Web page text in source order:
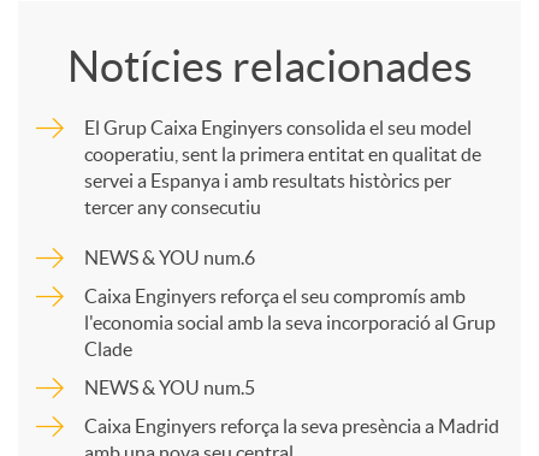
a
t
Notícies relacionades
El Grup Caixa Enginyers consolida el seu model
cooperatiu, sent la primera entitat en qualitat de
servei a Espanya i amb resultats històrics per
tercer any consecutiu
NEWS & YOU num.6
Caixa Enginyers reforça el seu compromís amb
l'economia social amb la seva incorporació al Grup
Clade
NEWS & YOU num.5
Caixa Enginyers reforça la seva presència a Madrid